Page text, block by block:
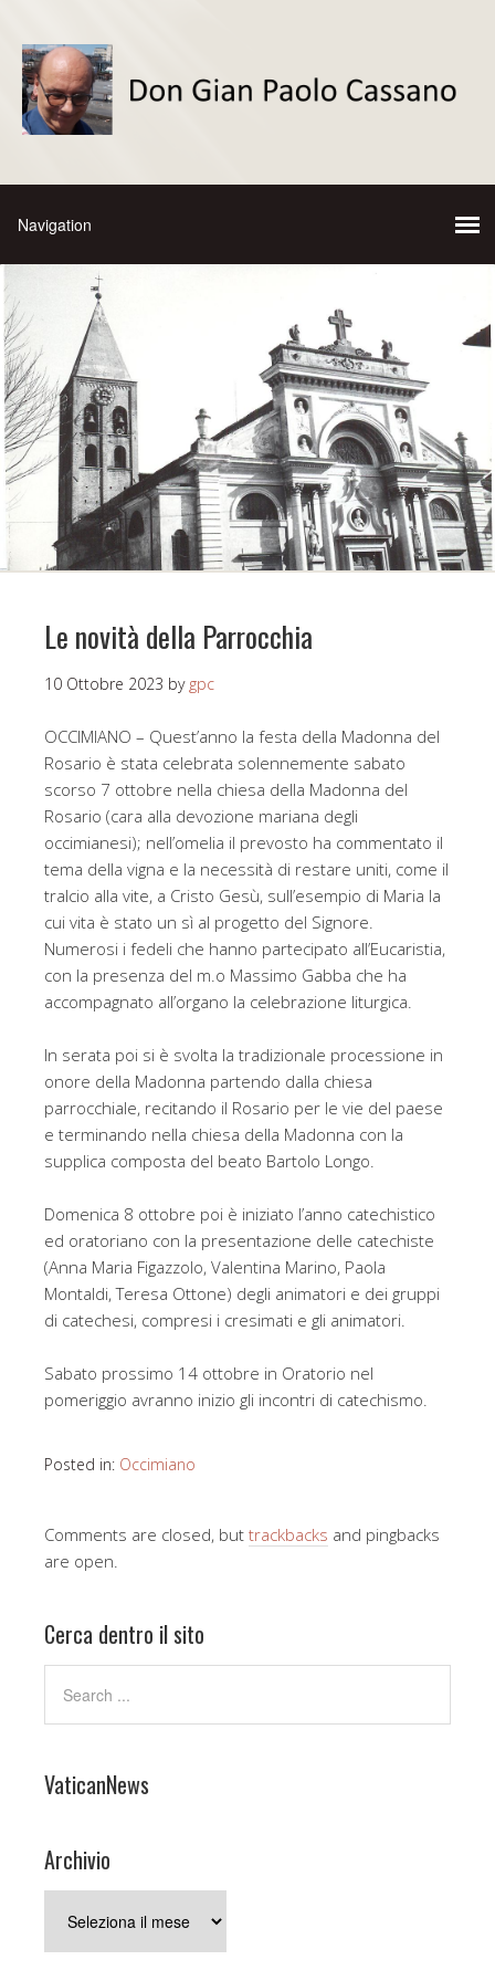
Le novità della Parrocchia
10 Ottobre 2023 by gpc
OCCIMIANO – Quest’anno la festa della Madonna del
Rosario è stata celebrata solennemente sabato
scorso 7 ottobre nella chiesa della Madonna del
Rosario (cara alla devozione mariana degli
occimianesi); nell’omelia il prevosto ha commentato il
tema della vigna e la necessità di restare uniti, come il
tralcio alla vite, a Cristo Gesù, sull’esempio di Maria la
cui vita è stato un sì al progetto del Signore.
Numerosi i fedeli che hanno partecipato all’Eucaristia,
con la presenza del m.o Massimo Gabba che ha
accompagnato all’organo la celebrazione liturgica.
In serata poi si è svolta la tradizionale processione in
onore della Madonna partendo dalla chiesa
parrocchiale, recitando il Rosario per le vie del paese
e terminando nella chiesa della Madonna con la
supplica composta del beato Bartolo Longo.
Domenica 8 ottobre poi è iniziato l’anno catechistico
ed oratoriano con la presentazione delle catechiste
(Anna Maria Figazzolo, Valentina Marino, Paola
Montaldi, Teresa Ottone) degli animatori e dei gruppi
di catechesi, compresi i cresimati e gli animatori.
Sabato prossimo 14 ottobre in Oratorio nel
pomeriggio avranno inizio gli incontri di catechismo.
Posted in: Occimiano
Comments are closed, but trackbacks and pingbacks
are open.
Cerca dentro il sito
VaticanNews
Archivio